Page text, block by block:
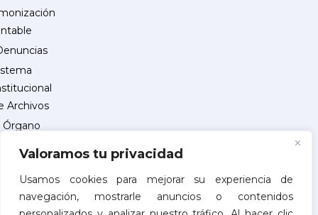
Valoramos tu privacidad
Usamos cookies para mejorar su experiencia de
navegación, mostrarle anuncios o contenidos
Archivos
Órgano
Control